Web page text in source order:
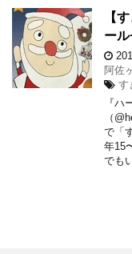
【
ー
阿佐
す
『ハ
（
で「
年15
でも